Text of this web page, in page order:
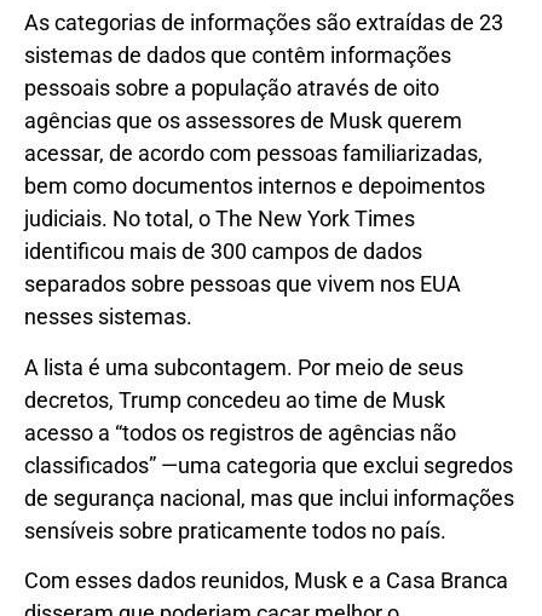
As categorias de informações são extraídas de 23
sistemas de dados que contêm informações
pessoais sobre a população através de oito
agências que os assessores de Musk querem
acessar, de acordo com pessoas familiarizadas,
bem como documentos internos e depoimentos
judiciais. No total, o The New York Times
identificou mais de 300 campos de dados
separados sobre pessoas que vivem nos EUA
nesses sistemas.
A lista é uma subcontagem. Por meio de seus
decretos, Trump concedeu ao time de Musk
acesso a “todos os registros de agências não
classificados” —uma categoria que exclui segredos
de segurança nacional, mas que inclui informações
sensíveis sobre praticamente todos no país.
Com esses dados reunidos, Musk e a Casa Branca